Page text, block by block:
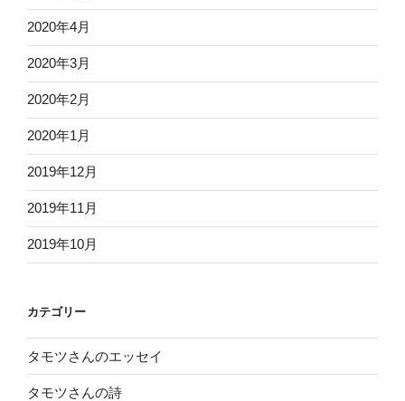
2020年4月
2020年3月
2020年2月
2020年1月
2019年12月
2019年11月
2019年10月
カテゴリー
タモツさんのエッセイ
タモツさんの詩